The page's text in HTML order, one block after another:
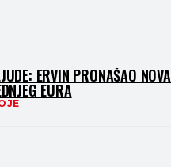
ERVIN PRONAŠAO
EURA